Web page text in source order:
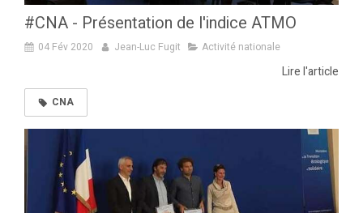
#CNA - Présentation de l'indice ATMO
04 Fév 2020 Jean-Luc Fugit Activité nationale
Lire l'article
CNA